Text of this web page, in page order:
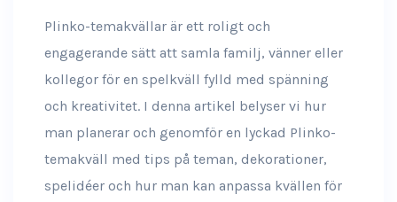
Plinko-temakvällar är ett roligt och
engagerande sätt att samla familj, vänner eller
kollegor för en spelkväll fylld med spänning
och kreativitet. I denna artikel belyser vi hur
man planerar och genomför en lyckad Plinko-
temakväll med tips på teman, dekorationer,
spelidéer och hur man kan anpassa kvällen för